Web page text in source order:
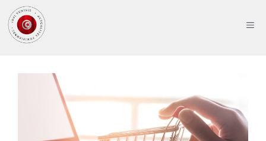
au
contenu